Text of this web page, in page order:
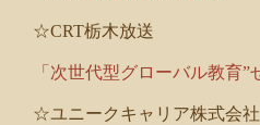
☆CRT栃木放送
「次世代型グローバル教育”
☆ユニークキャリア株式会